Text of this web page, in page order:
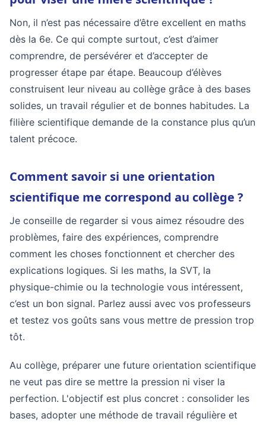
Non, il n’est pas nécessaire d’être excellent en maths
dès la 6e. Ce qui compte surtout, c’est d’aimer
comprendre, de persévérer et d’accepter de
progresser étape par étape. Beaucoup d’élèves
construisent leur niveau au collège grâce à des bases
solides, un travail régulier et de bonnes habitudes. La
filière scientifique demande de la constance plus qu’un
talent précoce.
Comment savoir si une orientation
scientifique me correspond au collège ?
Je conseille de regarder si vous aimez résoudre des
problèmes, faire des expériences, comprendre
comment les choses fonctionnent et chercher des
explications logiques. Si les maths, la SVT, la
physique-chimie ou la technologie vous intéressent,
c’est un bon signal. Parlez aussi avec vos professeurs
et testez vos goûts sans vous mettre de pression trop
tôt.
Au collège, préparer une future orientation scientifique
ne veut pas dire se mettre la pression ni viser la
perfection. L'objectif est plus concret : consolider les
bases, adopter une méthode de travail régulière et